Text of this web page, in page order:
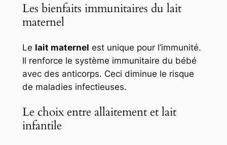
Les bienfaits immunitaires du lait
maternel
Le lait maternel est unique pour l’immunité.
Il renforce le système immunitaire du bébé
avec des anticorps. Ceci diminue le risque
de maladies infectieuses.
Le choix entre allaitement et lait
infantile